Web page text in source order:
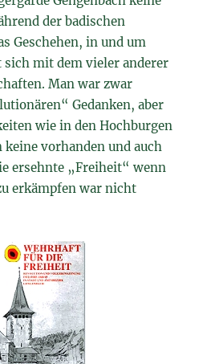
der badischen
Geschehen, in und um
sich mit dem vieler anderer
Man war zwar
Gedanken, aber
wie in den Hochburgen
vorhanden und auch
ersehnte „Freiheit“ wenn
erkämpfen war nicht